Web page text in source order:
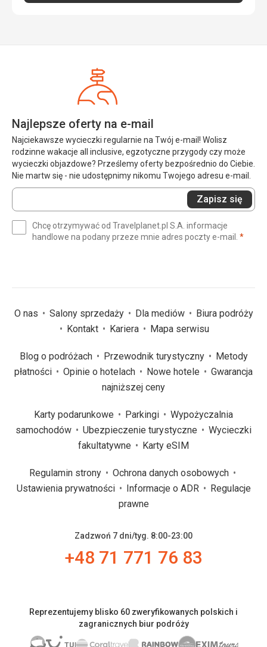
Usługi
Najlepsze oferty na e-mail
Najciekawsze wycieczki regularnie na Twój e-mail! Wolisz
rodzinne wakacje all inclusive, egzotyczne przygody czy może
wycieczki objazdowe? Prześlemy oferty bezpośrednio do Ciebie.
Nie martw się - nie udostępnimy nikomu Twojego adresu e-mail.
Wprowadź
swój
(wymagane)
Zapisz się
Chcę otrzymywać od Travelplanet.pl S.A. informacje
handlowe na podany przeze mnie adres poczty e-mail. *
O nas Salony sprzedaży Dla mediów
Biura podróży
Kontakt
Kariera Mapa serwisu
Blog o podróżach Przewodnik turystyczny
Metody
płatności
Opinie o hotelach Nowe hotele
Gwarancja
najniższej ceny
Karty podarunkowe Parkingi
Wypożyczalnia
samochodów
Ubezpieczenie turystyczne
Wycieczki
fakultatywne
Karty eSIM
Regulamin strony
Ochrona danych osobowych
Ustawienia prywatności
Informacje o ADR
Regulacje
prawne
Zadzwoń 7 dni/tyg. 8:00-23:00
+48 71 771 76 83
Reprezentujemy blisko 60 zweryfikowanych polskich i
zagranicznych biur podróży